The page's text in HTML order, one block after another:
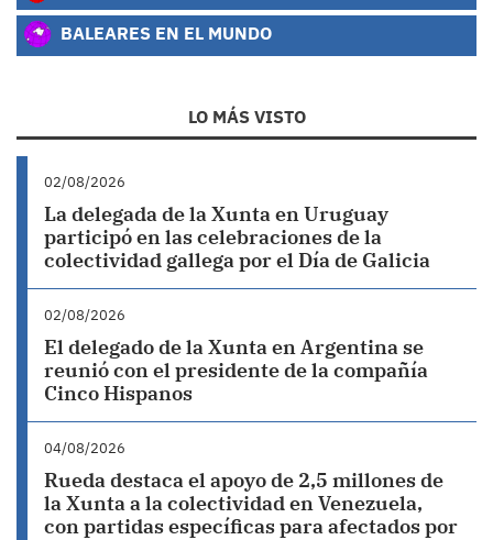
BALEARES EN EL MUNDO
LO MÁS VISTO
02/08/2026
La delegada de la Xunta en Uruguay
participó en las celebraciones de la
colectividad gallega por el Día de Galicia
02/08/2026
El delegado de la Xunta en Argentina se
reunió con el presidente de la compañía
Cinco Hispanos
04/08/2026
Rueda destaca el apoyo de 2,5 millones de
la Xunta a la colectividad en Venezuela,
con partidas específicas para afectados por